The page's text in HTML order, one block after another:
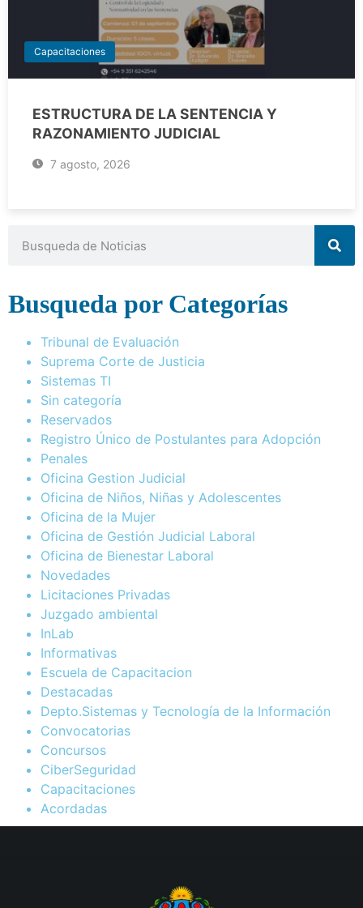
Capacitaciones
ESTRUCTURA DE LA SENTENCIA Y
RAZONAMIENTO JUDICIAL
7 agosto, 2026
Busqueda por Categorías
Tribunal de Evaluación
Suprema Corte de Justicia
Sistemas TI
Sin categoría
Reservados
Registro Único de Postulantes para Adopción
Penales
Oficina Gestion Judicial
Oficina de Niños, Niñas y Adolescentes
Oficina de la Mujer
Oficina de Gestión Judicial Laboral
Oficina de Bienestar Laboral
Novedades
Licitaciones Privadas
Juzgado ambiental
InLab
Informativas
Escuela de Capacitacion
Destacadas
Depto.Sistemas y Tecnología de la Información
Convocatorias
Concursos
CiberSeguridad
Capacitaciones
Acordadas